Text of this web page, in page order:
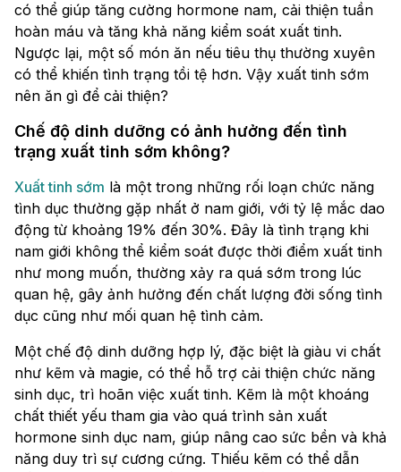
có thể giúp tăng cường hormone nam, cải thiện tuần
hoàn máu và tăng khả năng kiểm soát xuất tinh.
Ngược lại, một số món ăn nếu tiêu thụ thường xuyên
có thể khiến tình trạng tồi tệ hơn. Vậy xuất tinh sớm
nên ăn gì để cải thiện?
Chế độ dinh dưỡng có ảnh hưởng đến tình
trạng xuất tinh sớm không?
Xuất tinh sớm là một trong những rối loạn chức năng
tình dục thường gặp nhất ở nam giới, với tỷ lệ mắc dao
động từ khoảng 19% đến 30%. Đây là tình trạng khi
nam giới không thể kiểm soát được thời điểm xuất tinh
như mong muốn, thường xảy ra quá sớm trong lúc
quan hệ, gây ảnh hưởng đến chất lượng đời sống tình
dục cũng như mối quan hệ tình cảm.
Một chế độ dinh dưỡng hợp lý, đặc biệt là giàu vi chất
như kẽm và magie, có thể hỗ trợ cải thiện chức năng
sinh dục, trì hoãn việc xuất tinh. Kẽm là một khoáng
chất thiết yếu tham gia vào quá trình sản xuất
hormone sinh dục nam, giúp nâng cao sức bền và khả
năng duy trì sự cương cứng. Thiếu kẽm có thể dẫn